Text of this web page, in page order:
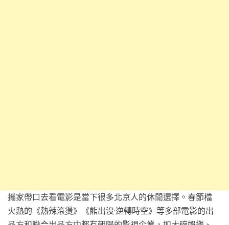
攜家帶口去看電影是當下很多北京人的休閒選擇。春節檔
火熱的《熱辣滾燙》《熊出沒·逆轉時空》等多部電影的出